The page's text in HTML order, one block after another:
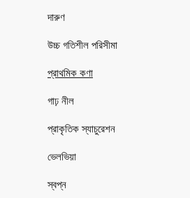
দারুণ
উচ্চ গতিশীল পরিসীমা
প্রাথমিক কণা
গাঢ় নীল
প্রাকৃতিক স্যাচুরেশন
ভেলভিয়া
স্বপ্ন